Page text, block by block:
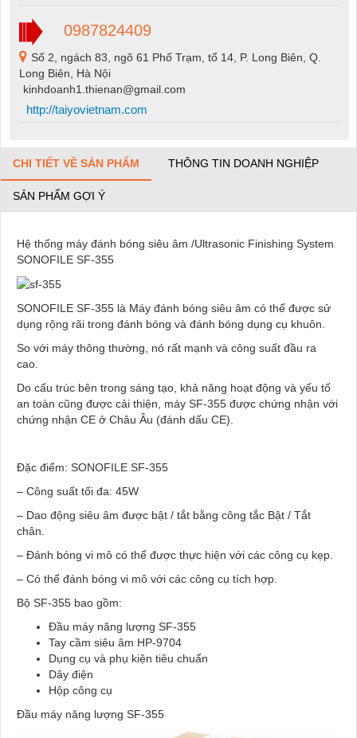
0987824409
Số 2, ngách 83, ngõ 61 Phố Trạm, tổ 14, P. Long Biên, Q.
Long Biên, Hà Nội
kinhdoanh1.thienan@gmail.com
http://taiyovietnam.com
CHI TIẾT VỀ SẢN PHẨM THÔNG TIN DOANH NGHIỆP
SẢN PHẨM GỢI Ý
Hệ thống máy đánh bóng siêu âm /Ultrasonic Finishing System
SONOFILE SF-355
SONOFILE SF-355 là Máy đánh bóng siêu âm có thể được sử
dụng rộng rãi trong đánh bóng và đánh bóng dụng cụ khuôn.
So với máy thông thường, nó rất mạnh và công suất đầu ra
cao.
Do cấu trúc bên trong sáng tạo, khả năng hoạt động và yếu tố
an toàn cũng được cải thiện, máy SF-355 được chứng nhận với
chứng nhận CE ở Châu Âu (đánh dấu CE).
Đặc điểm: SONOFILE SF-355
– Công suất tối đa: 45W
– Dao động siêu âm được bật / tắt bằng công tắc Bật / Tắt
chân.
– Đánh bóng vi mô có thể được thực hiện với các công cụ kẹp.
– Có thể đánh bóng vi mô với các công cụ tích hợp.
Bộ SF-355 bao gồm:
Đầu máy năng lượng SF-355
Tay cầm siêu âm HP-9704
Dụng cụ và phụ kiện tiêu chuẩn
Dây điện
Hộp công cụ
Đầu máy năng lượng SF-355